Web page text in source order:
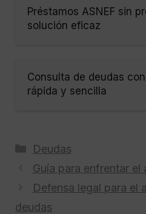
Préstamos ASNEF sin
solución eficaz
Consulta de deudas
rápida y sencilla
Categorías
Deudas
Guía para enfrentar
Defensa legal para el
deudas